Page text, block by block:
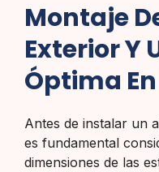
Montaje
Exterior Y
Óptima
Antes de instalar un
es fundamental
dimensiones de las